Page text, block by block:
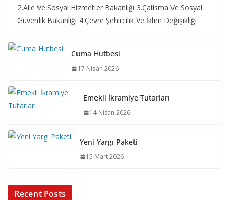
2.Aile Ve Sosyal Hizmetler Bakanlığı 3.Çalisma Ve Sosyal
Güvenlik Bakanlığı 4.Çevre Şehircilik Ve İklim Değişikliği
Cuma Hutbesi
17 Nisan 2026
Emekli İkramiye Tutarları
14 Nisan 2026
Yeni Yargı Paketi
15 Mart 2026
Recent Posts